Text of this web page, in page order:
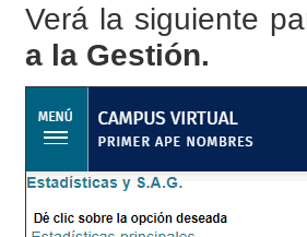
Verá la siguiente
a la Gestión.